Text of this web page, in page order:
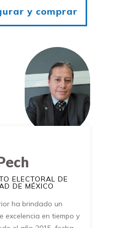
y comprar
ELECTORAL DE
DE MÉXICO
ha brindado un
excelencia en tiempo y